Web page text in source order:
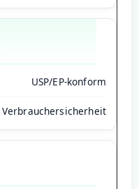
USP/EP-konform
Verbrauchersicherheit